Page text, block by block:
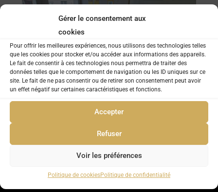
Gérer le consentement aux
cookies
Pour offrir les meilleures expériences, nous utilisons des technologies telles
que les cookies pour stocker et/ou accéder aux informations des appareils.
Le fait de consentir à ces technologies nous permettra de traiter des
données telles que le comportement de navigation ou les ID uniques sur ce
site. Le fait de ne pas consentir ou de retirer son consentement peut avoir
un effet négatif sur certaines caractéristiques et fonctions.
Accepter
Refuser
Voir les préférences
Politique de cookiesPolitique de confidentialité